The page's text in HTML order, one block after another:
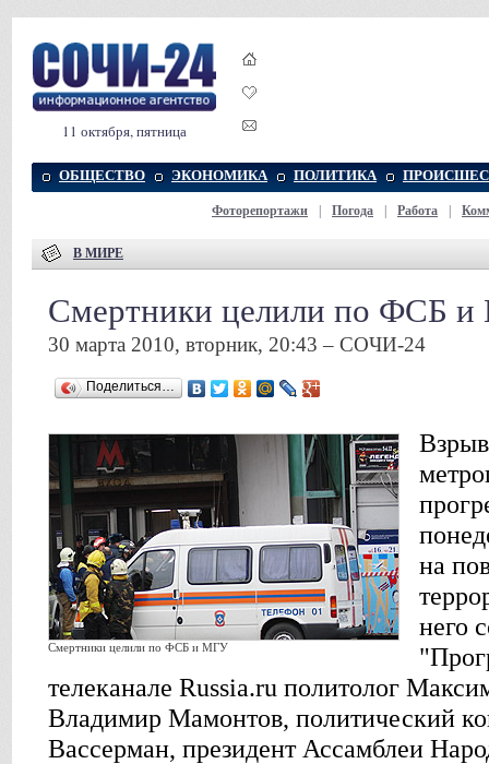
11 октября, пятница
ОБЩЕСТВО ЭКОНОМИКА ПОЛИТИКА
Фоторепортажи Погода Работа
В МИРЕ
Смертники целили по ФСБ
30 марта 2010, вторник, 20:43 – СОЧИ-24
Поделиться…
Смертники целили по ФСБ и МГУ
на
него
телеканале Russia.ru политолог
Владимир Мамонтов, политический
Вассерман, президент Ассамблеи